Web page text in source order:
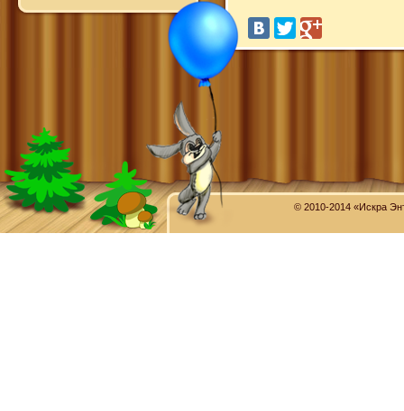
© 2010-2014 «Искра